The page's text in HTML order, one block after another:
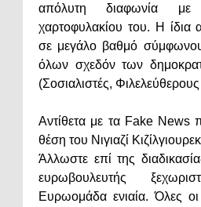
απόλυτη διαφωνία
χαρτοφυλακίου του. Η ίδια
σε μεγάλο βαθμό
όλων σχεδόν των
(Σοσιαλιστές,
Αντίθετα με τα Fake News
θέση του Νιγιαζί
Άλλωστε επί της
ευρωβουλευτής
Ευρωομάδα ενιαία. Όλες οι